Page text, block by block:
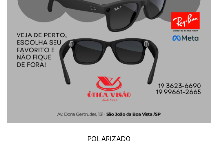
POLARIZADO